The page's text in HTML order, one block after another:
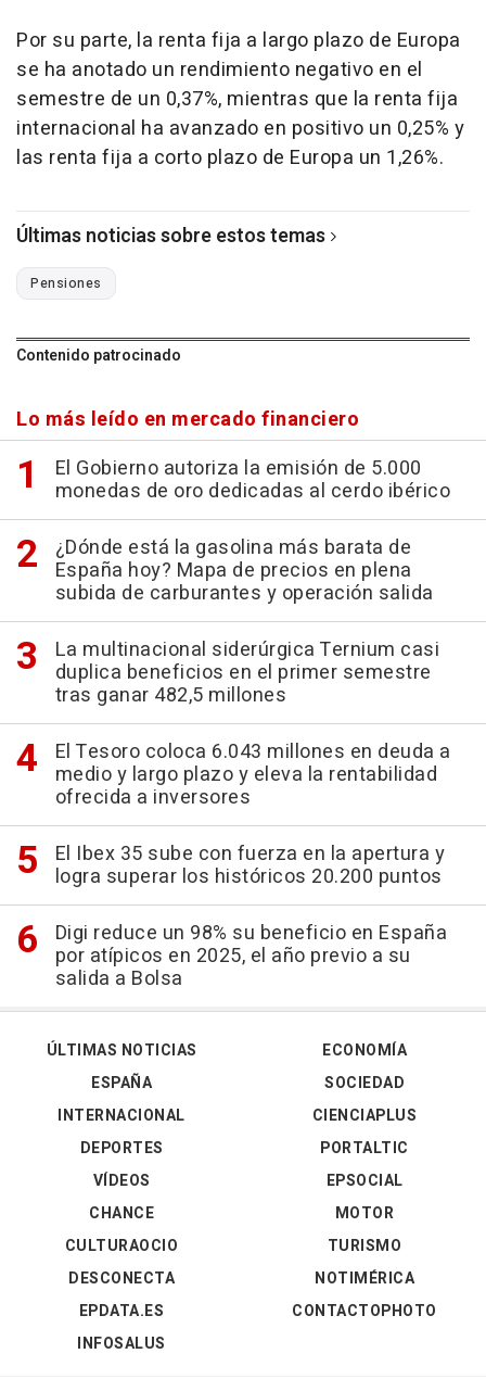
Por su parte, la renta fija a largo plazo de Europa
se ha anotado un rendimiento negativo en el
semestre de un 0,37%, mientras que la renta fija
internacional ha avanzado en positivo un 0,25% y
las renta fija a corto plazo de Europa un 1,26%.
Últimas noticias sobre estos temas
Pensiones
Contenido patrocinado
Lo más leído en mercado financiero
El Gobierno autoriza la emisión de 5.000
monedas de oro dedicadas al cerdo ibérico
¿Dónde está la gasolina más barata de
España hoy? Mapa de precios en plena
subida de carburantes y operación salida
La multinacional siderúrgica Ternium casi
duplica beneficios en el primer semestre
tras ganar 482,5 millones
El Tesoro coloca 6.043 millones en deuda a
medio y largo plazo y eleva la rentabilidad
ofrecida a inversores
El Ibex 35 sube con fuerza en la apertura y
logra superar los históricos 20.200 puntos
Digi reduce un 98% su beneficio en España
por atípicos en 2025, el año previo a su
salida a Bolsa
ÚLTIMAS NOTICIAS
ESPAÑA
INTERNACIONAL
DEPORTES
VÍDEOS
ECONOMÍA
SOCIEDAD
CIENCIAPLUS
PORTALTIC
EPSOCIAL
CHANCE
CULTURAOCIO
DESCONECTA
EPDATA.ES
INFOSALUS
MOTOR
TURISMO
NOTIMÉRICA
CONTACTOPHOTO